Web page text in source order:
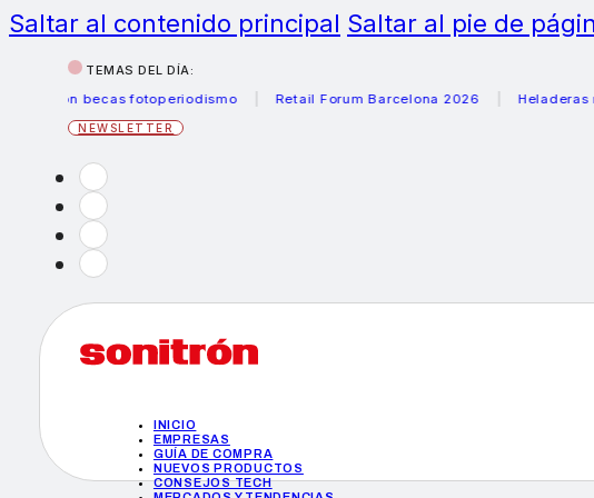
Saltar al contenido principal Saltar al pie de
TEMAS DEL DÍA:
becas fotoperiodismo
Retail Forum Barcelona 2026 Heladeras
NEWSLETTER
INICIO
EMPRESAS
GUÍA DE COMPRA
NUEVOS PRODUCTOS
CONSEJOS TECH